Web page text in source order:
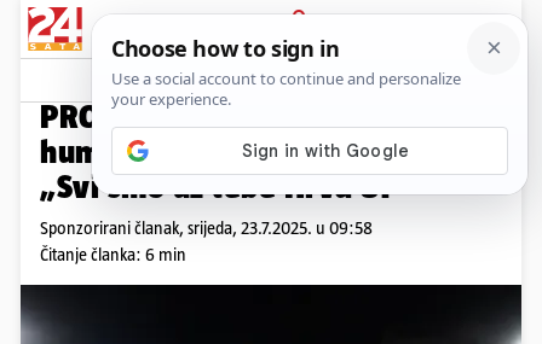
PRIJAVA
Promo sadržaj
PRO 3x3 Tour u sklopu
humanitarnog streetball turnira
„Svi smo uz tebe Hrva 8!“
Sponzorirani članak, srijeda, 23.7.2025. u 09:58
Čitanje članka: 6 min